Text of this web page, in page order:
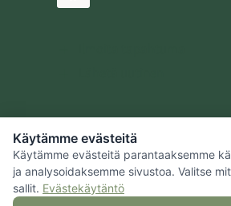
Jaalan kotiseutusäätiö
Kouvolan kaupunki
Käytämme evästeitä
Käytämme evästeitä parantaaksemme
ja analysoidaksemme sivustoa. Valitse
sallit. Evästekäytäntö